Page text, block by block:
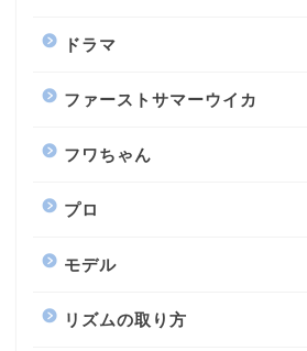
ドラマ
ファーストサマーウイカ
フワちゃん
プロ
モデル
リズムの取り方